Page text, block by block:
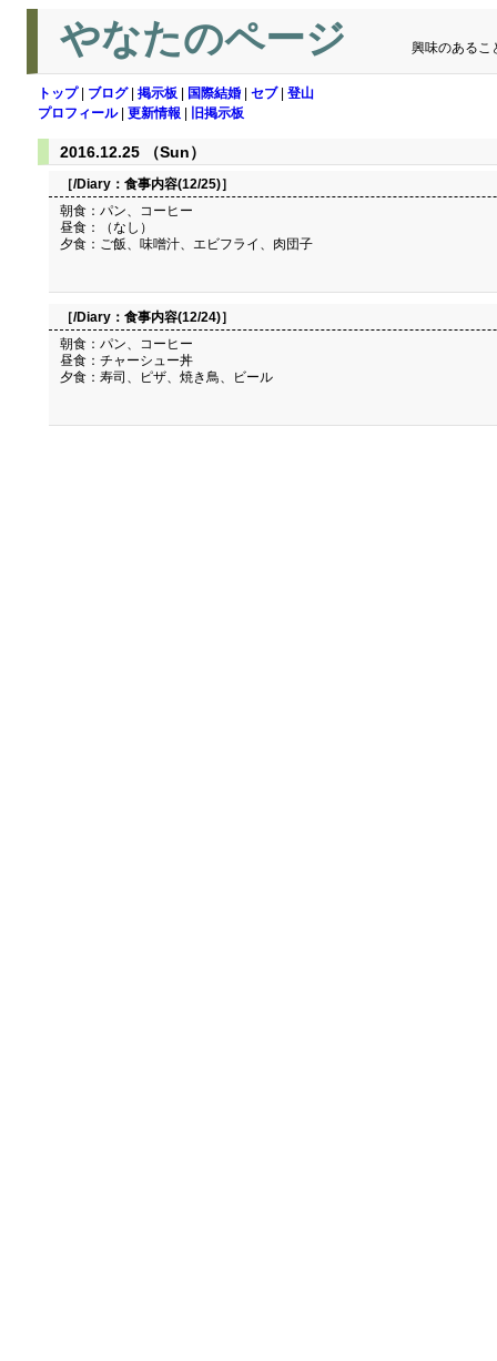
やなたのページ 興味のあるこ
トップ| ブログ| 掲示板 国際結婚 セブ| 登山
プロフィール| 更新情報 旧掲示板
2016.12.25 （Sun）
［/Diary： 食事内容(12/25)］
朝食：パン、コーヒー
昼食：（なし）
夕食：ご飯、味噌汁、エビフライ、肉団子
［/Diary： 食事内容(12/24)］
朝食：パン、コーヒー
昼食：チャーシュー丼
夕食：寿司、ピザ、焼き鳥、ビール